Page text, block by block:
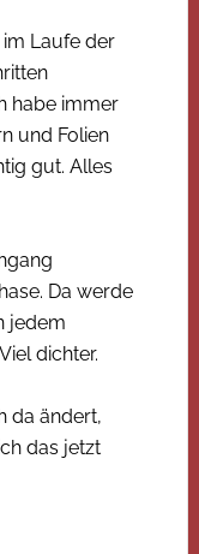
Laufe der
habe immer
und Folien
gut. Alles
Da werde
jedem
dichter.
da ändert,
das jetzt